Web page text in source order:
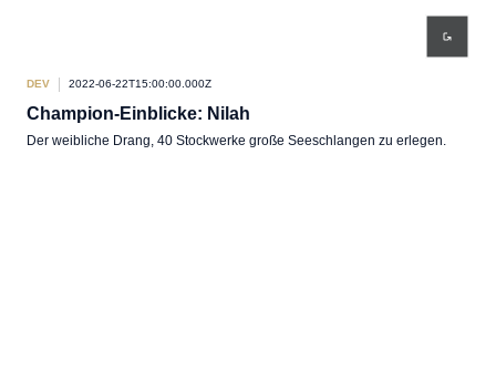
DEV 2022-06-22T15:00:00.000Z
Champion-Einblicke: Nilah
Der weibliche Drang, 40 Stockwerke große Seeschlangen zu erlegen.